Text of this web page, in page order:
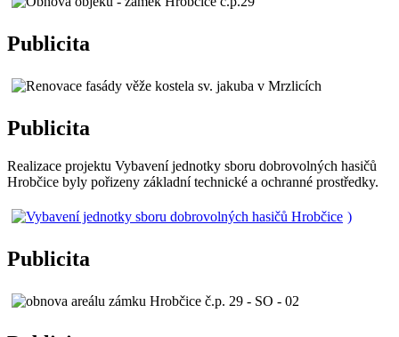
Publicita
Publicita
Realizace projektu Vybavení jednotky sboru dobrovolných hasičů
Hrobčice byly pořizeny základní technické a ochranné prostředky.
)
Publicita